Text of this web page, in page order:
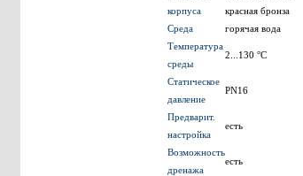
корпуса
красная бронза
Среда
горячая вода
Температура
среды
2...130 °C
Статическое
давление
PN16
Предварит.
настройка
есть
Возможность
дренажа
есть